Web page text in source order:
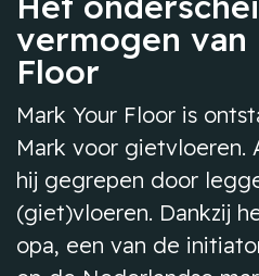
vermogen van
Floor
Mark Your Floor is
Mark voor gietvloeren.
hij gegrepen door
(giet)vloeren. Dankzij
opa, een van de